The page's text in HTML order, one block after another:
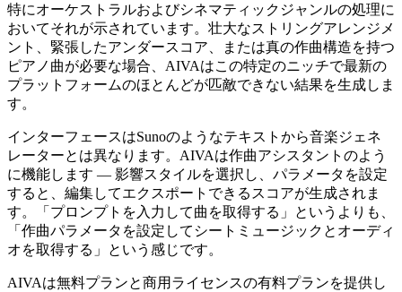
特にオーケストラルおよびシネマティックジャンルの処理に
おいてそれが示されています。壮大なストリングアレンジメ
ント、緊張したアンダースコア、または真の作曲構造を持つ
ピアノ曲が必要な場合、AIVAはこの特定のニッチで最新の
プラットフォームのほとんどが匹敵できない結果を生成しま
す。
インターフェースはSunoのようなテキストから音楽ジェネ
レーターとは異なります。AIVAは作曲アシスタントのよう
に機能します — 影響スタイルを選択し、パラメータを設定
すると、編集してエクスポートできるスコアが生成されま
す。「プロンプトを入力して曲を取得する」というよりも、
「作曲パラメータを設定してシートミュージックとオーディ
オを取得する」という感じです。
AIVAは無料プランと商用ライセンスの有料プランを提供し